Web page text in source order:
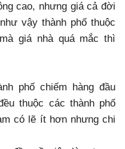
cao, nhưng giá cả đời
vậy thành phố thuộc
giá nhà quá mắc thì
phố chiếm hàng đầu
thuộc các thành phố
có lẽ ít hơn nhưng chi